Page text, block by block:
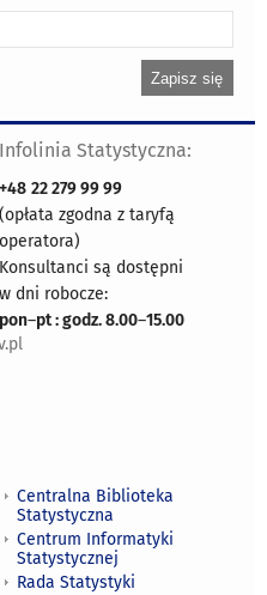
Infolinia Statystyczna:
+48 22 279 99 99
(opłata zgodna z taryfą
operatora)
Konsultanci są dostępni
w dni robocze:
pon–pt : godz. 8.00–15.00
Centralna Biblioteka
Statystyczna
Centrum Informatyki
Statystycznej
Rada Statystyki